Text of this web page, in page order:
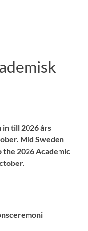
till 2026 års
Mid Sweden
2026 Academic